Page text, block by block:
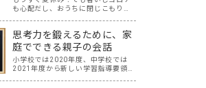
広がり、ますま…
う！
も心配だし、おうちに閉じこもりが
り、おうちの方は頭を悩ませている
かもしれませんね。そこで、遊び感
覚で英語の勉強ができちゃう、親と
子どもにとってWi…
思考力を鍛えるために、家
庭でできる親子の会話
小学校では2020年度、中学校では
2021年度から新しい学習指導要領が